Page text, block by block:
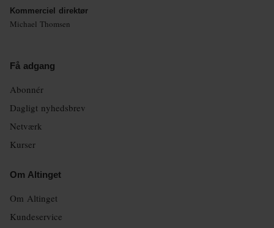
Kommerciel direktør
Michael Thomsen
Få adgang
Abonnér
Dagligt nyhedsbrev
Netværk
Kurser
Om Altinget
Om Altinget
Kundeservice